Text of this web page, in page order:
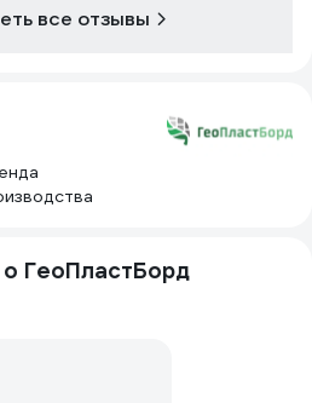
все отзывы
ГеоПластБорд